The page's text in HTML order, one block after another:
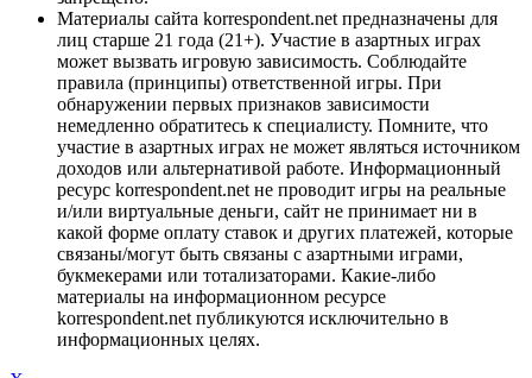
Материалы сайта korrespondent.net предназначены для
лиц старше 21 года (21+). Участие в азартных играх
может вызвать игровую зависимость. Соблюдайте
правила (принципы) ответственной игры. При
обнаружении первых признаков зависимости
немедленно обратитесь к специалисту. Помните, что
участие в азартных играх не может являться источником
доходов или альтернативой работе. Информационный
ресурс korrespondent.net не проводит игры на реальные
и/или виртуальные деньги, сайт не принимает ни в
какой форме оплату ставок и других платежей, которые
связаны/могут быть связаны с азартными играми,
букмекерами или тотализаторами. Какие-либо
материалы на информационном ресурсе
korrespondent.net публикуются исключительно в
информационных целях.